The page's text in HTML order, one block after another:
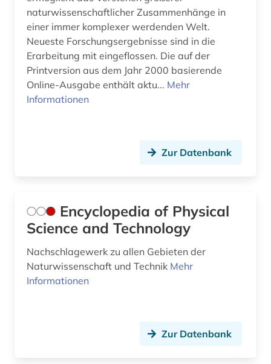
naturwissenschaftlicher Zusammenhänge in
einer immer komplexer werdenden Welt.
Neueste Forschungsergebnisse sind in die
Erarbeitung mit eingeflossen. Die auf der
Printversion aus dem Jahr 2000 basierende
Online-Ausgabe enthält aktu... Mehr
Informationen
Zur Datenbank
Encyclopedia of Physical
Science and Technology
Nachschlagewerk zu allen Gebieten der
Naturwissenschaft und Technik Mehr
Informationen
Zur Datenbank